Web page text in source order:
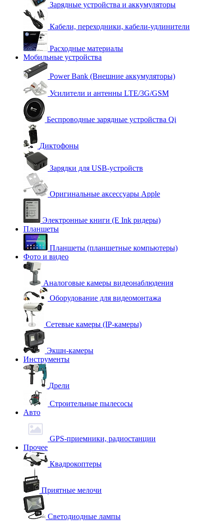
Зарядные устройства и аккумуляторы
Кабели, переходники, кабели-удлинители
Расходные материалы
Мобильные устройства
Power Bank (Внешние аккумуляторы)
Усилители и антенны LTE/3G/GSM
Беспроводные зарядные устройства Qi
Диктофоны
Зарядки для USB-устройств
Оригинальные аксессуары Apple
Электронные книги (E Ink ридеры)
Планшеты
Планшеты (планшетные компьютеры)
Фото и видео
Аналоговые камеры видеонаблюдения
Оборудование для видеомонтажа
Сетевые камеры (IP-камеры)
Экшн-камеры
Инструменты
Дрели
Строительные пылесосы
Авто
GPS-приемники, радиостанции
Прочее
Квадрокоптеры
Приятные мелочи
Светодиодные лампы